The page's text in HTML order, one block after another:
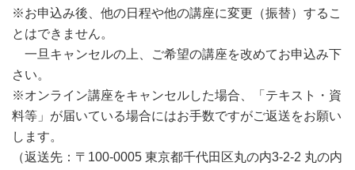
※お申込み後、他の日程や他の講座に変更（振替）するこ
とはできません。
一旦キャンセルの上、ご希望の講座を改めてお申込み下
さい。
※オンライン講座をキャンセルした場合、「テキスト・資
料等」が届いている場合にはお手数ですがご返送をお願い
します。
（返送先：〒100-0005 東京都千代田区丸の内3-2-2 丸の内